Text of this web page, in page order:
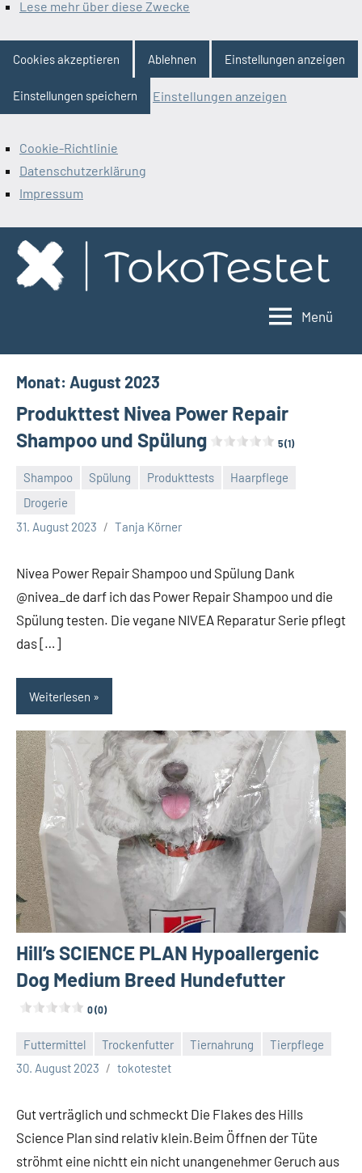
Lese mehr über diese Zwecke
Cookies akzeptieren Ablehnen Einstellungen anzeigen
Einstellungen speichern Einstellungen anzeigen
Cookie-Richtlinie
Datenschutzerklärung
Impressum
Zum
Inhalt
springen
Menü
Monat: August 2023
Produkttest Nivea Power Repair
Shampoo und Spülung
5 (1)
Shampoo Spülung Produkttests
Haarpflege
Drogerie
31. August 2023
Tanja Körner
Keine
Kommentare
Nivea Power Repair Shampoo und Spülung Dank
@nivea_de darf ich das Power Repair Shampoo und die
Spülung testen. Die vegane NIVEA Reparatur Serie pflegt
das […]
Weiterlesen
Hill’s SCIENCE PLAN Hypoallergenic
Dog Medium Breed Hundefutter
0 (0)
Futtermittel Trockenfutter Tiernahrung
Tierpflege
30. August 2023
tokotestet
Keine
Gut verträglich und schmeckt Die Flakes des Hills
Science Plan sind relativ klein.Beim Öffnen der Tüte
ströhmt eine nichtt ein nicht unangenehmer Geruch aus